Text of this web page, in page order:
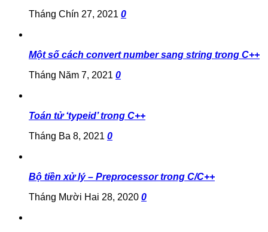
Tháng Chín 27, 2021 0
Một số cách convert number sang string trong C++
Tháng Năm 7, 2021 0
Toán tử ‘typeid’ trong C++
Tháng Ba 8, 2021 0
Bộ tiền xử lý – Preprocessor trong C/C++
Tháng Mười Hai 28, 2020 0